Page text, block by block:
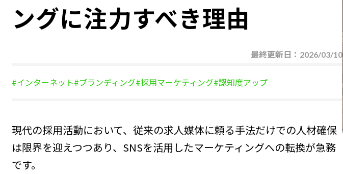
ングに注力すべき理由
最終更新日： 2026/03/10
#インターネット#ブランディング#採用マーケティング#認知度アップ
現代の採用活動において、従来の求人媒体に頼る手法だけでの人材確保
は限界を迎えつつあり、SNSを活用したマーケティングへの転換が急務
です。